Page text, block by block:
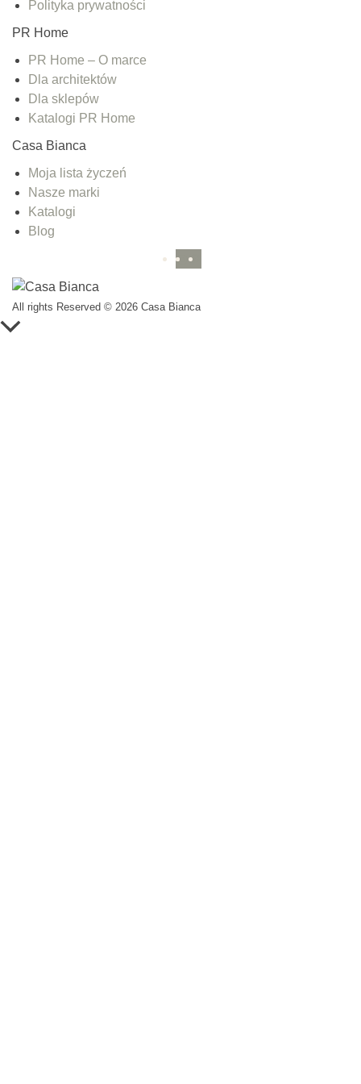
Polityka prywatności
PR Home
PR Home – O marce
Dla architektów
Dla sklepów
Katalogi PR Home
Casa Bianca
Moja lista życzeń
Nasze marki
Katalogi
Blog
All rights Reserved © 2026 Casa Bianca